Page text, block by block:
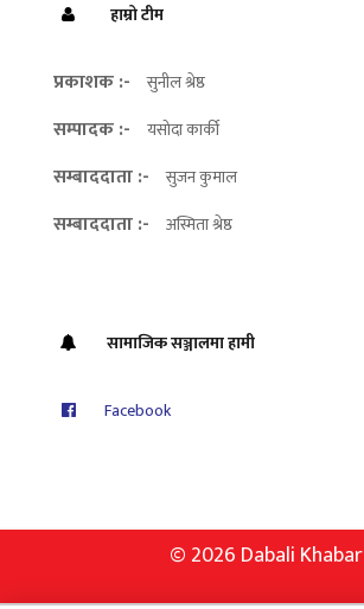
हाम्रो टीम
प्रकाशक :- सुनील श्रेष्ठ
सम्पादक :- यसोदा कार्की
सम्बाददाता :- सुजन कुमाल
सम्बाददाता :- अस्मिता श्रेष्ठ
सामाजिक सञ्जालमा हामी
Facebook
© 2026 Dabali Khabar